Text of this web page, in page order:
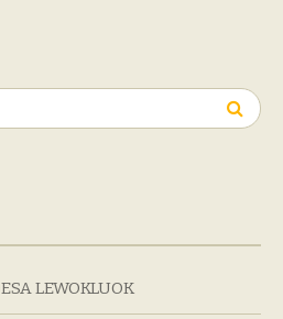
LEWOKLUOK